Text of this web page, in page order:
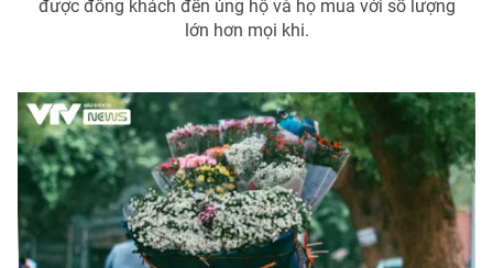
được đông khách đến ủng hộ và họ mua với số lượng
lớn hơn mọi khi.